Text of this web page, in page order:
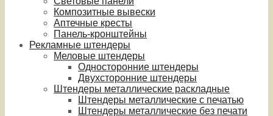
Композитные вывески
Аптечные кресты
Панель-кронштейны
Рекламные штендеры
Меловые штендеры
Односторонние штендеры
Двухсторонние штендеры
Штендеры металлические раскладные
Штендеры металлические с печатью
Штендеры металлические без печати